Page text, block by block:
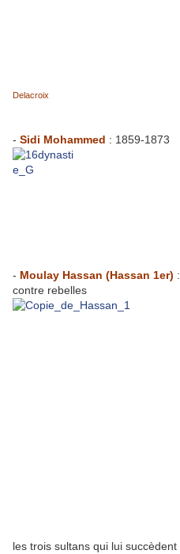
Delacroix
- Sidi Mohammed : 1859-1873
- Moulay Hassan (Hassan 1er)
contre rebelles
les trois sultans qui lui succèdent